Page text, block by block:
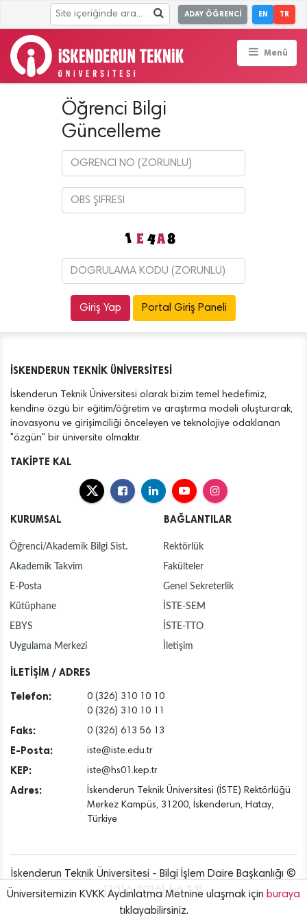
ADAY ÖĞRENCİ EN TR
Menü
Öğrenci Bilgi
Güncelleme
Portal Giriş Paneli
İSKENDERUN TEKNİK ÜNİVERSİTESİ
İskenderun Teknik Üniversitesi olarak bizim temel hedefimiz,
kendine özgü bir eğitim/öğretim ve araştırma modeli oluşturarak,
inovasyonu ve girişimciliği önceleyen ve teknolojiye odaklanan
"özgün" bir üniversite olmaktır.
TAKİPTE KAL
KURUMSAL
Öğrenci/Akademik Bilgi Sist.
Akademik Takvim
E-Posta
Kütüphane
EBYS
Uygulama Merkezi
BAĞLANTILAR
Rektörlük
Fakülteler
Genel Sekreterlik
İSTE-SEM
İSTE-TTO
İletişim
İLETİŞİM / ADRES
Telefon:
0 (326) 310 10 10
0 (326) 310 10 11
Faks: 0 (326) 613 56 13
E-Posta: iste@iste.edu.tr
KEP: iste@hs01.kep.tr
Adres:
İskenderun Teknik Üniversitesi (İSTE) Rektörlüğü
Merkez Kampüs, 31200, İskenderun, Hatay,
Türkiye
İskenderun Teknik Üniversitesi - Bilgi İşlem Daire Başkanlığı ©
[2016..2026] {v6.7.3}
Üniversitemizin KVKK Aydınlatma Metnine ulaşmak için buraya
tıklayabilirsiniz.